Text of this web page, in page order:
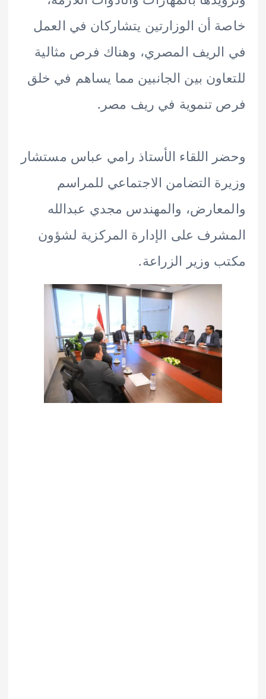
أن الوزارتين يتشاركان في العمل
المصري، وهناك فرص مثالية
بين الجانبين مما يساهم في خلق
تنموية في ريف مصر.
اللقاء الأستاذ رامي عباس مستشار
التضامن الاجتماعي للمراسم
والمهندس مجدي عبدالله
على الإدارة المركزية لشؤون
وزير الزراعة.